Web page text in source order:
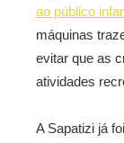
ao público
máquinas
evitar que as
atividades
A Sapatizi já